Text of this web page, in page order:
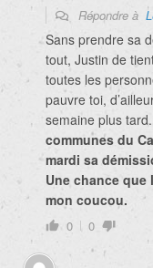
Répondre à
Sans prendre sa
tout, Justin de
toutes les
pauvre toi,
semaine plus tard.
communes du
mardi sa
Une chance que
mon coucou.
0 0